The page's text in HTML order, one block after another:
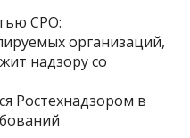
СРО:
организаций,
надзору со
Ростехнадзором в